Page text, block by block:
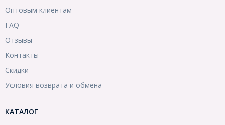
Оптовым клиентам
FAQ
Отзывы
Контакты
Скидки
Условия возврата и обмена
КАТАЛОГ